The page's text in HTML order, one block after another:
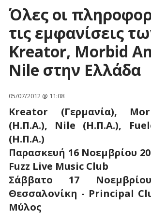
Όλες οι
τις εμφανίσεις
Kreator, Morbid
Nile στην Ελλάδα
05/07/2012 @ 11:08
Kreator (Γερμανία),
(Η.Π.Α.), Nile (Η.Π.Α.),
(Η.Π.Α.)
Παρασκευή 16 Νοεμβρίου
Fuzz Live Music Club
Σάββατο 17
Θεσσαλονίκη - Principal
Μύλος